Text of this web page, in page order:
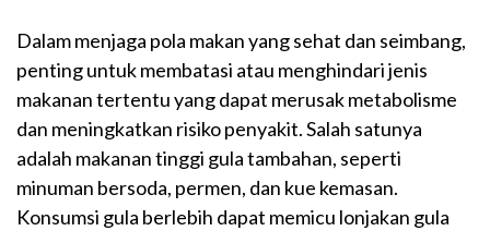
Dalam menjaga pola makan yang sehat dan seimbang,
penting untuk membatasi atau menghindari jenis
makanan tertentu yang dapat merusak metabolisme
dan meningkatkan risiko penyakit. Salah satunya
adalah makanan tinggi gula tambahan, seperti
minuman bersoda, permen, dan kue kemasan.
Konsumsi gula berlebih dapat memicu lonjakan gula